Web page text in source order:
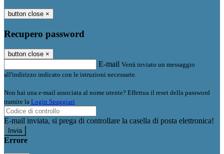
button close ×
Recupero password
button close ×
E-mail Verrà inviato un messaggio
all'indirizzo indicato con le istruzioni necessarie.
Non hai una e-mail associata al nome utente? Effettua il reset della password
tramite la Login Spaggiari
E-mail inviata, si prega di controllare la casella di posta elettronica!
Errore